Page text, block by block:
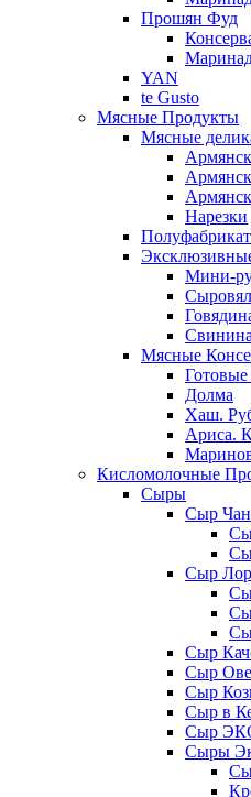
Прошян Фуд
YAN
te Gusto
Мясные Продукты
Мясные
Нарезки
Мини-
Мясные
Долма
Хаш.
Ариса.
Кисломолочные
Сыры
Сыр
Сыр
Сыр
Сыр
Сыр
Сыр в
Сыр
Сыры